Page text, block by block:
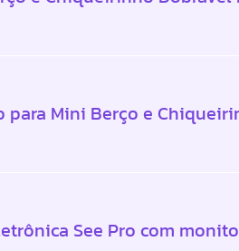
para Mini Berço e
See Pro com